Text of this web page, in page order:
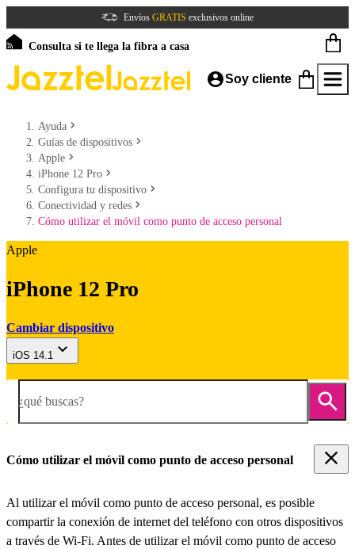
Envíos GRATIS exclusivos online
Consulta si te llega la fibra a casa
Soy cliente
Ayuda
Guías de dispositivos
Apple
iPhone 12 Pro
Configura tu dispositivo
Conectividad y redes
Cómo utilizar el móvil como punto de acceso personal
Apple
iPhone 12 Pro
Cambiar dispositivo
iOS 14.1
¿qué buscas?
Cómo utilizar el móvil como punto de acceso personal
Al utilizar el móvil como punto de acceso personal, es posible
compartir la conexión de internet del teléfono con otros dispositivos
a través de Wi-Fi. Antes de utilizar el móvil como punto de acceso